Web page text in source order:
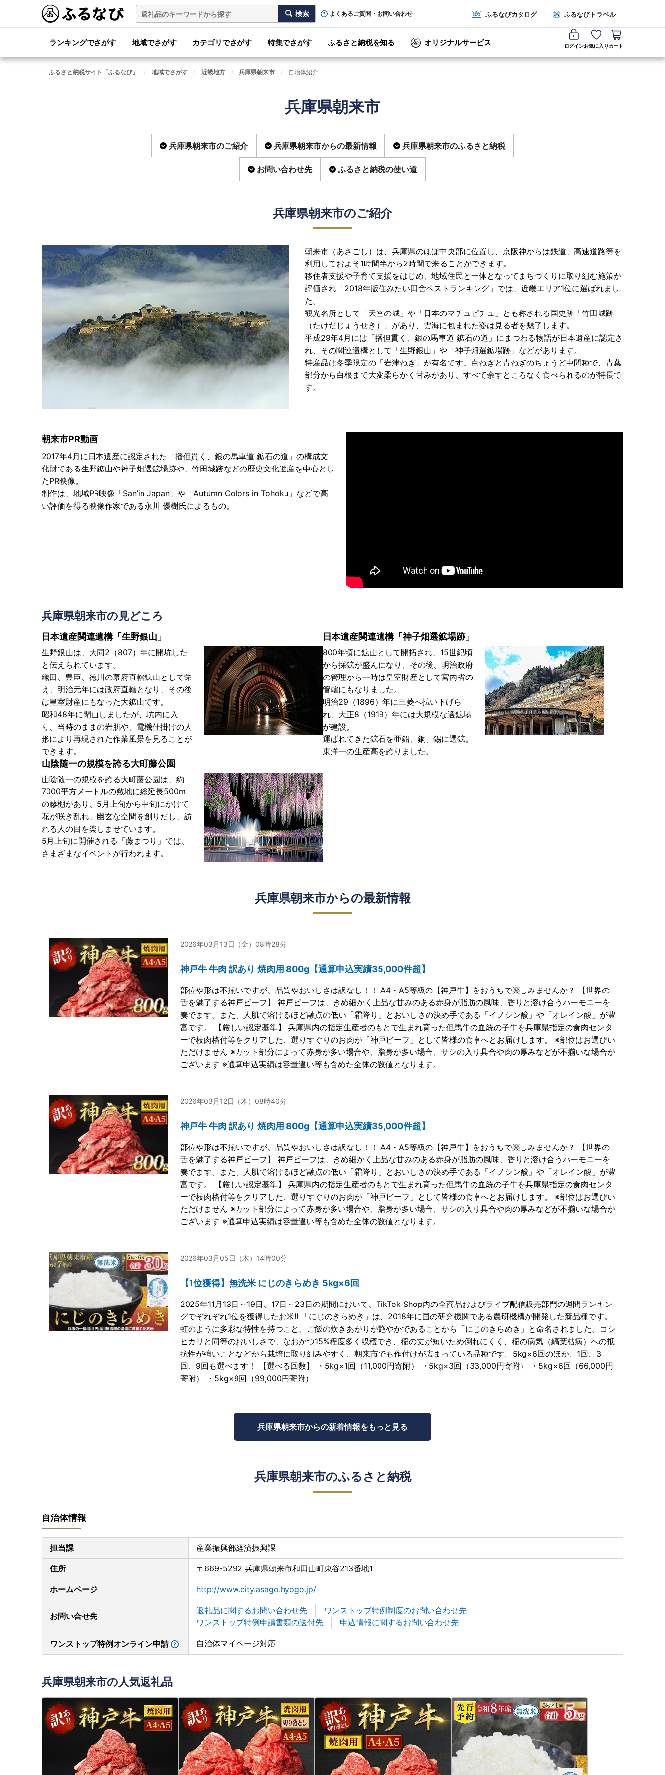
よくあるご質問・お問い合わせ ふるなびカタログ ふるなびトラベル
ランキングでさがす 地域でさがす カテゴリでさがす 特集でさがす ふるさと納税を知る オリジナルサービス ログインお気に入り カート
ふるさと納税サイト「ふるなび」 地域でさがす 近畿地方 兵庫県朝来市 自治体紹介
兵庫県朝来市
兵庫県朝来市のご紹介 兵庫県朝来市からの最新情報 兵庫県朝来市のふるさと納税
お問い合わせ先 ふるさと納税の使い道
兵庫県朝来市のご紹介
朝来市（あさごし）は、兵庫県のほぼ中央部に位置し、京阪神からは鉄道、高速道路等を
利用しておよそ1時間半から2時間で来ることができます。
移住者支援や子育て支援をはじめ、地域住民と一体となってまちづくりに取り組む施策が
評価され「2018年版住みたい田舎ベストランキング」では、近畿エリア1位に選ばれまし
た。
観光名所として「天空の城」や「日本のマチュピチュ」とも称される国史跡「竹田城跡
（たけだじょうせき）」があり、雲海に包まれた姿は見る者を魅了します。
平成29年4月には「播但貫く、銀の馬車道 鉱石の道」にまつわる物語が日本遺産に認定さ
れ、その関連遺構として「生野銀山」や「神子畑選鉱場跡」などがあります。
特産品は冬季限定の「岩津ねぎ」が有名です。白ねぎと青ねぎのちょうど中間種で、青葉
部分から白根まで大変柔らかく甘みがあり、すべて余すところなく食べられるのが特長で
す。
朝来市PR動画
2017年4月に日本遺産に認定された「播但貫く、銀の馬車道 鉱石の道」の構成文
化財である生野鉱山や神子畑選鉱場跡や、竹田城跡などの歴史文化遺産を中心とし
たPR映像。
制作は、地域PR映像「San’in Japan」や「Autumn Colors in Tohoku」などで高
い評価を得る映像作家である永川 優樹氏によるもの。
兵庫県朝来市の見どころ
日本遺産関連遺構「生野銀山」
生野銀山は、大同2（807）年に開坑した
と伝えられています。
織田、豊臣、徳川の幕府直轄鉱山として栄
え、明治元年には政府直轄となり、その後
は皇室財産にもなった大鉱山です。
昭和48年に閉山しましたが、坑内に入
り、当時のままの岩肌や、電機仕掛けの人
形により再現された作業風景を見ることが
できます。
日本遺産関連遺構「神子畑選鉱場跡」
800年頃に鉱山として開拓され、15世紀頃
から採鉱が盛んになり、その後、明治政府
の管理から一時は皇室財産として宮内省の
管轄にもなりました。
明治29（1896）年に三菱へ払い下げら
れ、大正8（1919）年には大規模な選鉱場
が建設。
運ばれてきた鉱石を亜鉛、銅、錫に選鉱。
東洋一の生産高を誇りました。
山陰随一の規模を誇る大町藤公園
山陰随一の規模を誇る大町藤公園は、約
7000平方メートルの敷地に総延長500m
の藤棚があり、5月上旬から中旬にかけて
花が咲き乱れ、幽玄な空間を創りだし、訪
れる人の目を楽しませています。
5月上旬に開催される「藤まつり」では、
さまざまなイベントが行われます。
兵庫県朝来市からの最新情報
2026年03月13日（金）08時28分
神戸牛 牛肉 訳あり 焼肉用 800g【通算申込実績35,000件超】
部位や形は不揃いですが、品質やおいしさは訳なし！！ A4・A5等級の【神戸牛】をおうちで楽しみませんか？ 【世界の
舌を魅了する神戸ビーフ】 神戸ビーフは、きめ細かく上品な甘みのある赤身が脂肪の風味、香りと溶け合うハーモニーを
奏でます。また、人肌で溶けるほど融点の低い「霜降り」とおいしさの決め手である「イノシン酸」や「オレイン酸」が豊
富です。 【厳しい認定基準】 兵庫県内の指定生産者のもとで生まれ育った但馬牛の血統の子牛を兵庫県指定の食肉センタ
ーで枝肉格付等をクリアした、選りすぐりのお肉が「神戸ビーフ」として皆様の食卓へとお届けします。 ※部位はお選びい
ただけません ※カット部分によって赤身が多い場合や、脂身が多い場合、サシの入り具合や肉の厚みなどが不揃いな場合が
ございます ※通算申込実績は容量違い等も含めた全体の数値となります。
2026年03月12日（木）08時40分
神戸牛 牛肉 訳あり 焼肉用 800g【通算申込実績35,000件超】
部位や形は不揃いですが、品質やおいしさは訳なし！！ A4・A5等級の【神戸牛】をおうちで楽しみませんか？ 【世界の
舌を魅了する神戸ビーフ】 神戸ビーフは、きめ細かく上品な甘みのある赤身が脂肪の風味、香りと溶け合うハーモニーを
奏でます。また、人肌で溶けるほど融点の低い「霜降り」とおいしさの決め手である「イノシン酸」や「オレイン酸」が豊
富です。 【厳しい認定基準】 兵庫県内の指定生産者のもとで生まれ育った但馬牛の血統の子牛を兵庫県指定の食肉センタ
ーで枝肉格付等をクリアした、選りすぐりのお肉が「神戸ビーフ」として皆様の食卓へとお届けします。 ※部位はお選びい
ただけません ※カット部分によって赤身が多い場合や、脂身が多い場合、サシの入り具合や肉の厚みなどが不揃いな場合が
ございます ※通算申込実績は容量違い等も含めた全体の数値となります。
2026年03月05日（木）14時00分
【1位獲得】無洗米 にじのきらめき 5kg×6回
2025年11月13日～19日、17日～23日の期間において、TikTok Shop内の全商品およびライブ配信販売部門の週間ランキン
グでぞれぞれ1位を獲得したお米!! 「にじのきらめき」は、2018年に国の研究機関である農研機構が開発した新品種です。
虹のように多彩な特性を持つこと、ご飯の炊きあがりが艶やかであることから「にじのきらめき」と命名されました。コシ
ヒカリと同等のおいしさで、なおかつ15%程度多く収穫でき、稲の丈が短いため倒れにくく、稲の病気（縞葉枯病）への抵
抗性が強いことなどから栽培に取り組みやすく、朝来市でも作付けが広まっている品種です。5kg×6回のほか、1回、3
回、9回も選べます！ 【選べる回数】 ・5kg×1回（11,000円寄附） ・5kg×3回（33,000円寄附） ・5kg×6回（66,000円
寄附） ・5kg×9回（99,000円寄附）
兵庫県朝来市からの新着情報をもっと見る
兵庫県朝来市のふるさと納税
自治体情報
担当課 産業振興部経済振興課
住所 〒669-5292 兵庫県朝来市和田山町東谷213番地1
ホームページ http://www.city.asago.hyogo.jp/
お問い合せ先
返礼品に関するお問い合わせ先
ワンストップ特例制度のお問い合わせ先
ワンストップ特例申請書類の送付先
申込情報に関するお問い合わせ先
ワンストップ特例オンライン申請 自治体マイページ対応
兵庫県朝来市の人気返礼品